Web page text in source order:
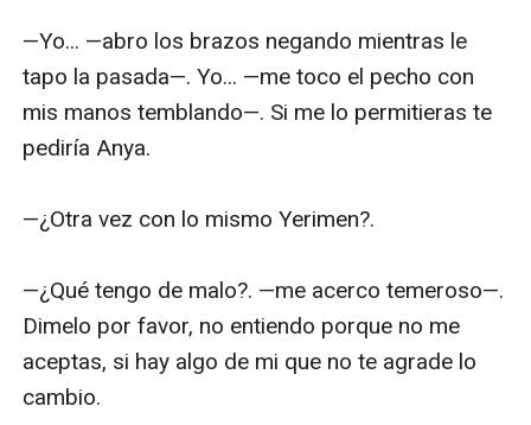
—Yo... —abro los brazos negando mientras le
tapo la pasada—. Yo... —me toco el pecho con
mis manos temblando—. Si me lo permitieras te
pediría Anya.
—¿Otra vez con lo mismo Yerimen?.
—¿Qué tengo de malo?. —me acerco temeroso—.
Dimelo por favor, no entiendo porque no me
aceptas, si hay algo de mi que no te agrade lo
cambio.